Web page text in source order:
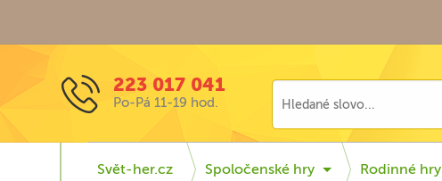
223 017 041
Po-Pá 11-19 hod.
Svět-her.cz Spoločenské hry Rodinné hry